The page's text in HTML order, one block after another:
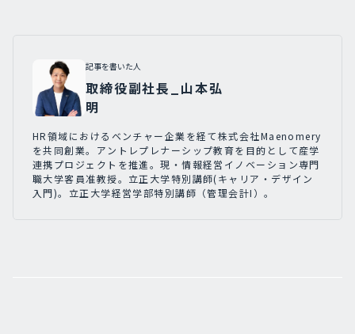
記事を書いた人
取締役副社長_山本弘
明
HR領域におけるベンチャー企業を経て株式会社Maenomery
を共同創業。アントレプレナーシップ教育を目的として産学
連携プロジェクトを推進。現・情報経営イノベーション専門
職大学客員准教授。立正大学特別講師(キャリア・デザイン
入門)。立正大学経営学部特別講師（管理会計I）。